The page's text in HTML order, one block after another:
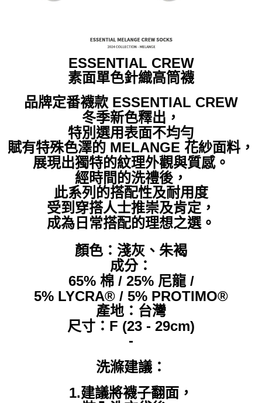
ESSENTIAL CREW
素面單色針織高筒襪
品牌定番襪款 ESSENTIAL CREW
冬季新色釋出，
特別選用表面不均勻
賦有特殊色澤的 MELANGE 花紗面料，
展現出獨特的紋理外觀與質感。
經時間的洗禮後，
此系列的搭配性及耐用度
受到穿搭人士推崇及肯定，
成為日常搭配的理想之選。
顏色：淺灰、朱褐
成分：
65% 棉 / 25% 尼龍 /
5% LYCRA® / 5% PROTIMO®
產地：台灣
尺寸：F (23 - 29cm)
-
洗滌建議：
1.建議將襪子翻面，